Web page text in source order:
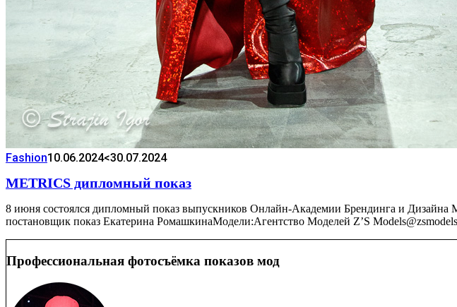
Fashion10.06.2024<30.07.2024
METRICS дипломный показ
8 июня состоялся дипломный показ выпускников Онлайн-Академии Брендинга и
постановщик показ Екатерина РомашкинаМодели:Агентство Моделей Z’S Models@zsmodels
Профессиональная фотосъёмка показов мод